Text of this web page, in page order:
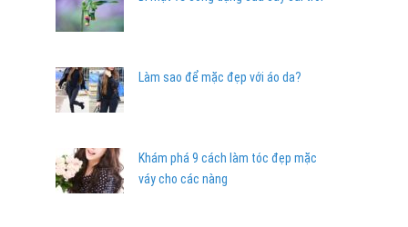
Làm sao để mặc đẹp với áo da?
Khám phá 9 cách làm tóc đẹp mặc
váy cho các nàng